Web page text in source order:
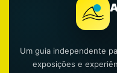
Um guia independente
exposições e